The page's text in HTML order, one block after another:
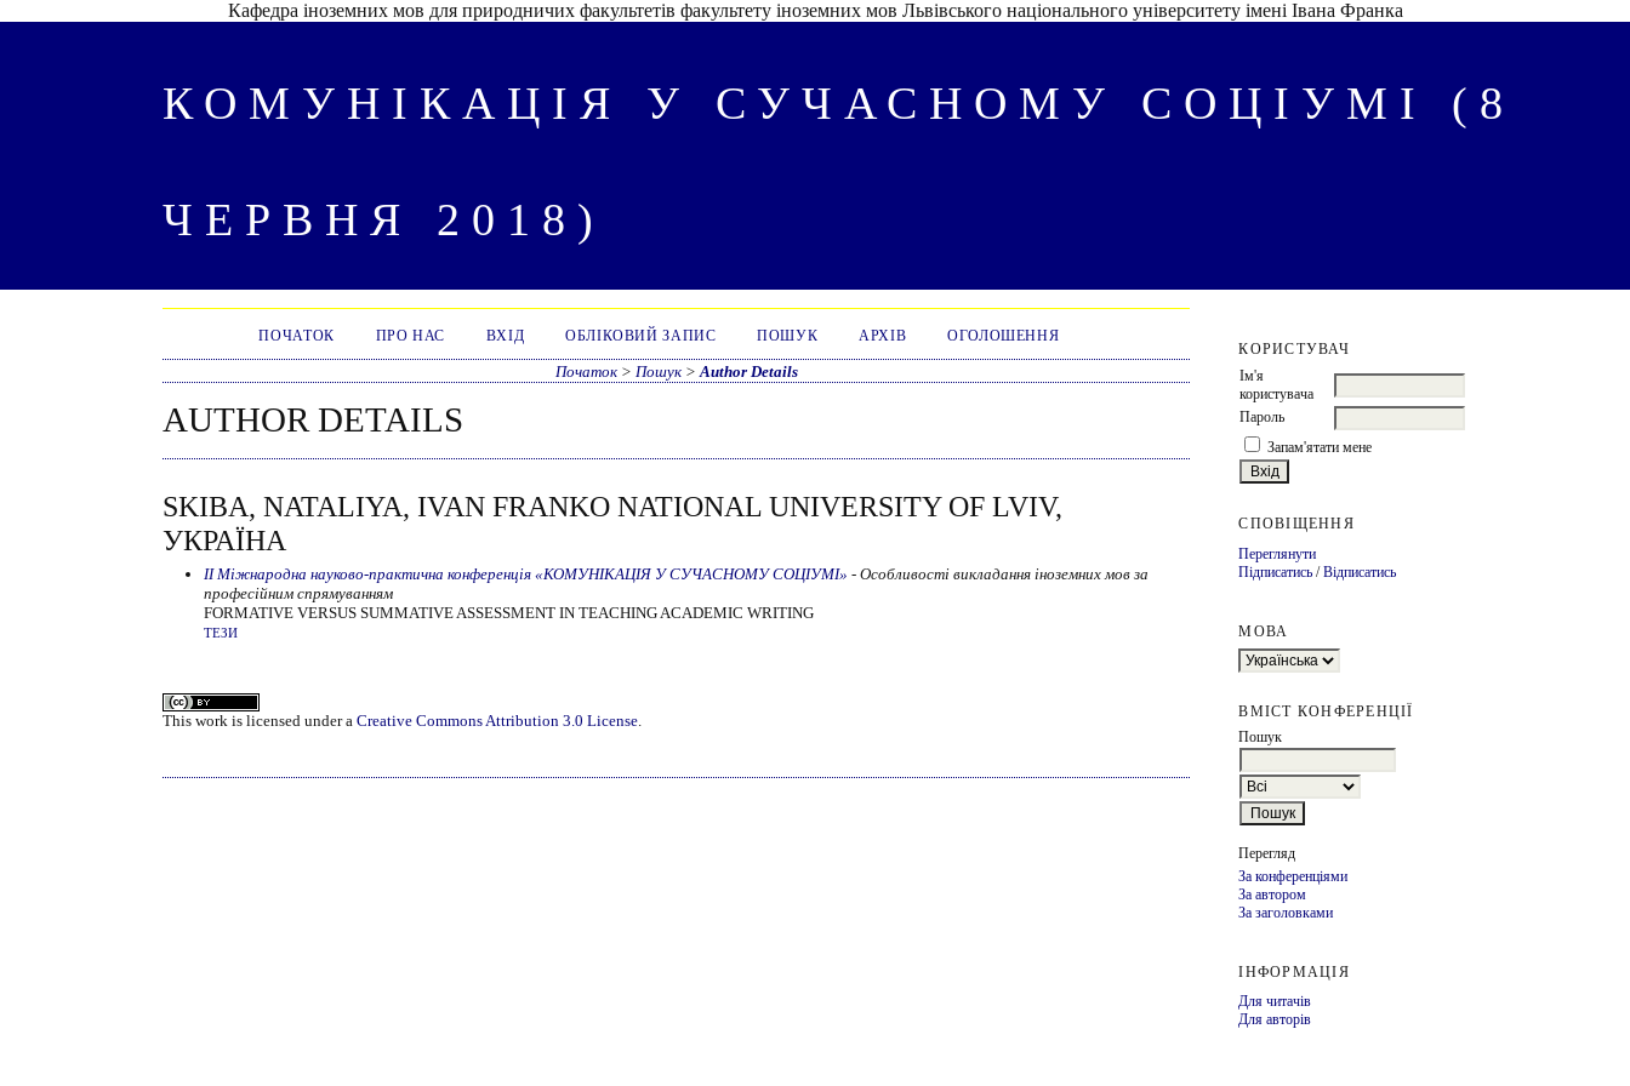
Кафедра іноземних мов для природничих факультетів факультету іноземних мов Львівського національного університету імені Івана Франка
КОМУНІКАЦІЯ У СУЧАСНОМУ СОЦІУМІ (8
ЧЕРВНЯ 2018)
КОРИСТУВАЧ
Ім'я
користувача
Пароль
Запам'ятати мене
СПОВІЩЕННЯ
Переглянути
Підписатись /Відписатись
МОВА
ВМІСТ КОНФЕРЕНЦІЇ
Пошук
Перегляд
За конференціями
За автором
За заголовками
ІНФОРМАЦІЯ
Для читачів
Для авторів
ПОЧАТОК ПРО НАС ВХІД ОБЛІКОВИЙ ЗАПИС ПОШУК АРХІВ ОГОЛОШЕННЯ
Початок> Пошук> Author Details
AUTHOR DETAILS
SKIBA, NATALIYA, IVAN FRANKO NATIONAL UNIVERSITY OF LVIV,
УКРАЇНА
ІІ Міжнародна науково-практична конференція «КОМУНІКАЦІЯ У СУЧАСНОМУ СОЦІУМІ» - Особливості викладання іноземних мов за
професійним спрямуванням
FORMATIVE VERSUS SUMMATIVE ASSESSMENT IN TEACHING ACADEMIC WRITING
ТЕЗИ
This work is licensed under aCreative Commons Attribution 3.0 License